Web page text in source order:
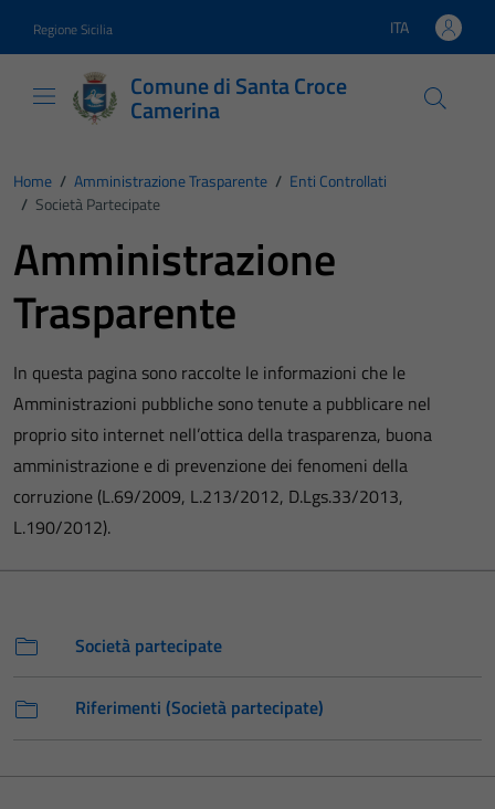
Regione Sicilia Lingua attiva:
ITA
Comune di Santa Croce
Camerina
Home / Amministrazione Trasparente / Enti Controllati
/ Società Partecipate
Amministrazione
Trasparente
In questa pagina sono raccolte le informazioni che le
Amministrazioni pubbliche sono tenute a pubblicare nel
proprio sito internet nell’ottica della trasparenza, buona
amministrazione e di prevenzione dei fenomeni della
corruzione (L.69/2009, L.213/2012, D.Lgs.33/2013,
L.190/2012).
Società partecipate
Riferimenti (Società partecipate)